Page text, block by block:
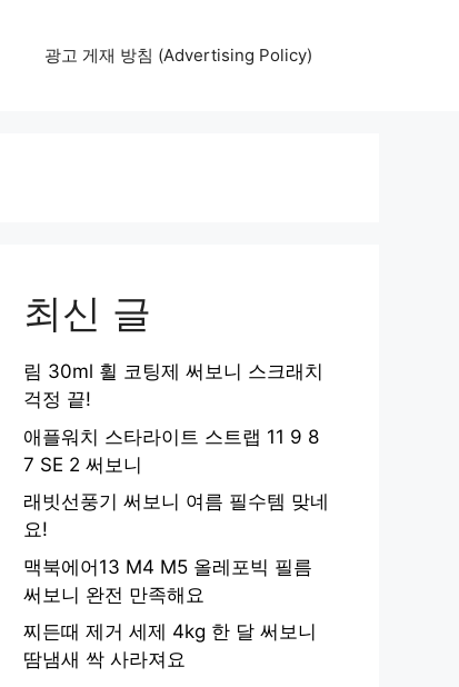
광고 게재 방침 (Advertising Policy)
최신 글
림 30ml 휠 코팅제 써보니 스크래치
걱정 끝!
애플워치 스타라이트 스트랩 11 9 8
7 SE 2 써보니
래빗선풍기 써보니 여름 필수템 맞네
요!
맥북에어13 M4 M5 올레포빅 필름
써보니 완전 만족해요
찌든때 제거 세제 4kg 한 달 써보니
땀냄새 싹 사라져요